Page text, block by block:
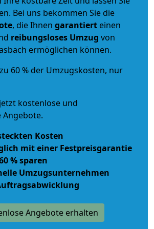
Bei uns bekommen Sie die
, die Ihnen garantiert einen
reibungsloses Umzug von
ermöglichen können.
60 % der Umzugskosten, nur
kostenlose und
Kosten
mit einer Festpreisgarantie
% sparen
Umzugsunternehmen
Angebote erhalten